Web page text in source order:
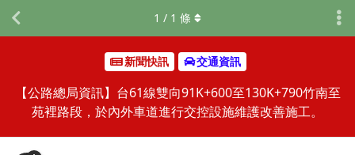
新聞快訊 交通資訊
【公路總局資訊】台61線雙向91K+600至130K+790竹南至
苑裡路段，於內外車道進行交控設施維護改善施工。
1 / 1 條